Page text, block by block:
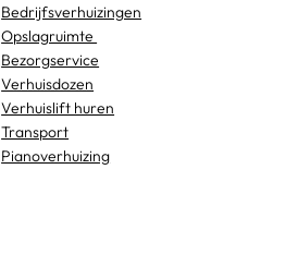
Bedrijfsverhuizingen
Opslagruimte
Bezorgservice
Verhuisdozen
Verhuislift huren
Transport
Pianoverhuizing